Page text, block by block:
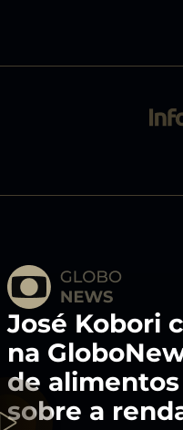
Kobori
GloboNews
alimentos e
a renda